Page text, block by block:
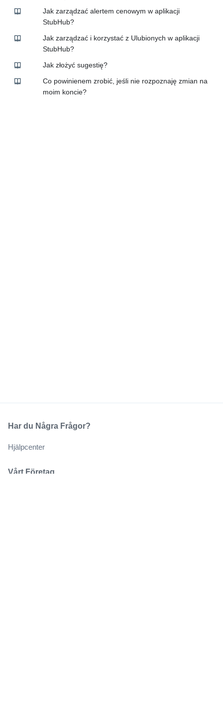
Jak zarządzać alertem cenowym w aplikacji
StubHub?
Jak zarządzać i korzystać z Ulubionych w aplikacji
StubHub?
Jak złożyć sugestię?
Co powinienem zrobić, jeśli nie rozpoznaję zmian na
moim koncie?
Vårt Företag
Har du Några Frågor?
Hjälpcenter